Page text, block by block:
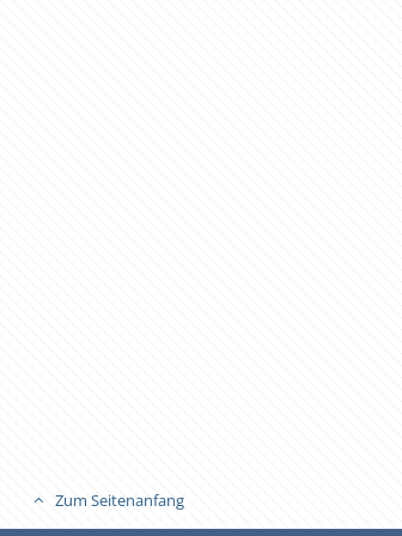
Zum Seitenanfang